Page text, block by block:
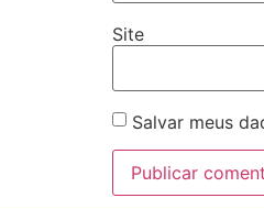
Site
Salvar meus